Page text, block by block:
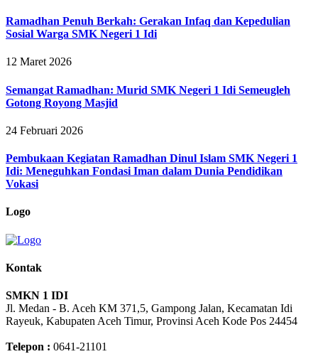
Ramadhan Penuh Berkah: Gerakan Infaq dan Kepedulian
Sosial Warga SMK Negeri 1 Idi
12 Maret 2026
Semangat Ramadhan: Murid SMK Negeri 1 Idi Semeugleh
Gotong Royong Masjid
24 Februari 2026
Pembukaan Kegiatan Ramadhan Dinul Islam SMK Negeri 1
Idi: Meneguhkan Fondasi Iman dalam Dunia Pendidikan
Vokasi
Logo
Kontak
SMKN 1 IDI
Jl. Medan - B. Aceh KM 371,5, Gampong Jalan, Kecamatan Idi
Rayeuk, Kabupaten Aceh Timur, Provinsi Aceh Kode Pos 24454
Telepon : 0641-21101